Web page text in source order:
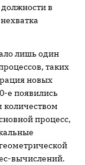
в
лишь один
таких
новых
е появились
процесс,
вычислений.